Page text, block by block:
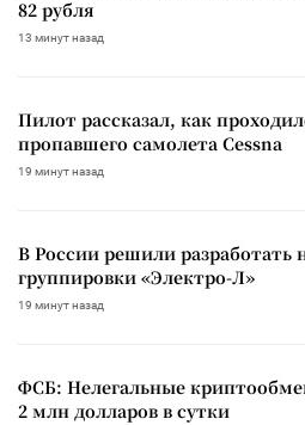
82 рубля
13 минут назад
Пилот рассказал, как
пропавшего самолета Cessna
19 минут назад
В России решили разработать
группировки «Электро-Л»
19 минут назад
ФСБ: Нелегальные
2 млн долларов в сутки